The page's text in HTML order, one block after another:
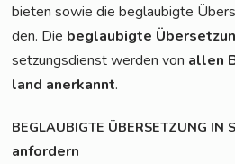
bie­ten sowie die beglau­big­te
den. Die beglau­big­te
set­zungs­dienst wer­den von allen
land aner­kannt.
BEGLAUBIGTE ÜBERSETZUNG IN
anfordern